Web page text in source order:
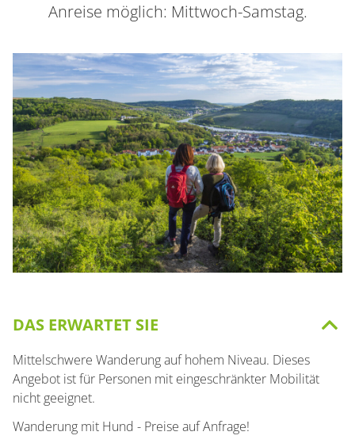
Anreise möglich: Mittwoch-Samstag.
Container
DAS ERWARTET SIE
Mittelschwere Wanderung auf hohem Niveau. Dieses
Angebot ist für Personen mit eingeschränkter Mobilität
nicht geeignet.
Wanderung mit Hund - Preise auf Anfrage!